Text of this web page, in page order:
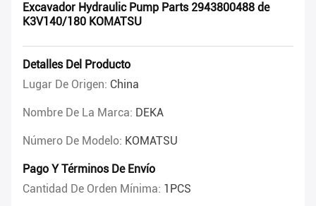
Excavador Hydraulic Pump Parts 2943800488 de
K3V140/180 KOMATSU
Detalles Del Producto
Lugar De Origen: China
Nombre De La Marca: DEKA
Número De Modelo: KOMATSU
Pago Y Términos De Envío
Cantidad De Orden Mínima: 1PCS